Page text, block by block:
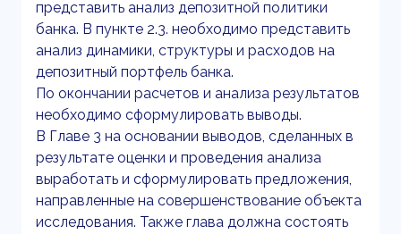
представить анализ депозитной политики
банка. В пункте 2.3. необходимо представить
анализ динамики, структуры и расходов на
депозитный портфель банка.
По окончании расчетов и анализа результатов
необходимо сформулировать выводы.
В Главе 3 на основании выводов, сделанных в
результате оценки и проведения анализа
выработать и сформулировать предложения,
направленные на совершенствование объекта
исследования. Также глава должна состоять